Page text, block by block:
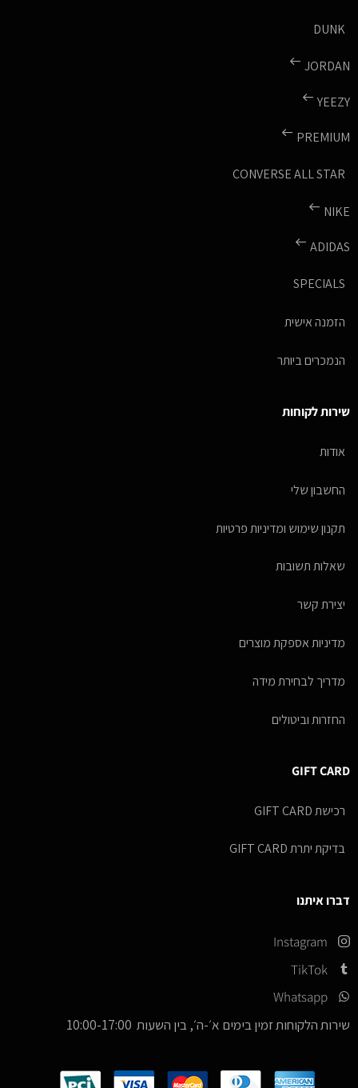
DUNK
JORDAN
YEEZY
PREMIUM
CONVERSE ALL STAR
NIKE
ADIDAS
SPECIALS
הזמנה אישית
הנמכרים ביותר
שירות לקוחות
אודות
החשבון שלי
תקנון שימוש ומדיניות פרטיות
שאלות תשובות
יצירת קשר
מדיניות אספקת מוצרים
מדריך לבחירת מידה
החזרות וביטולים
GIFT CARD
רכישת GIFT CARD
בדיקת יתרת GIFT CARD
דברו איתנו
Instagram
TikTok
Whatsapp
שירות הלקוחות זמין בימים א׳-ה׳, בין השעות 10:00-17:00